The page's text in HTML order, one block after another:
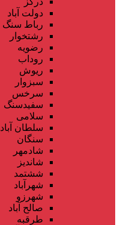
دولت آباد
رباط سنگ
رشتخوار
رضویه
روداب
ریوش
سبزوار
سرخس
سفیدسنگ
سلامی
سلطان آباد
سنگان
شادمهر
شاندیز
ششتمد
شهرآباد
شهرزو
صالح آباد
طرقبه